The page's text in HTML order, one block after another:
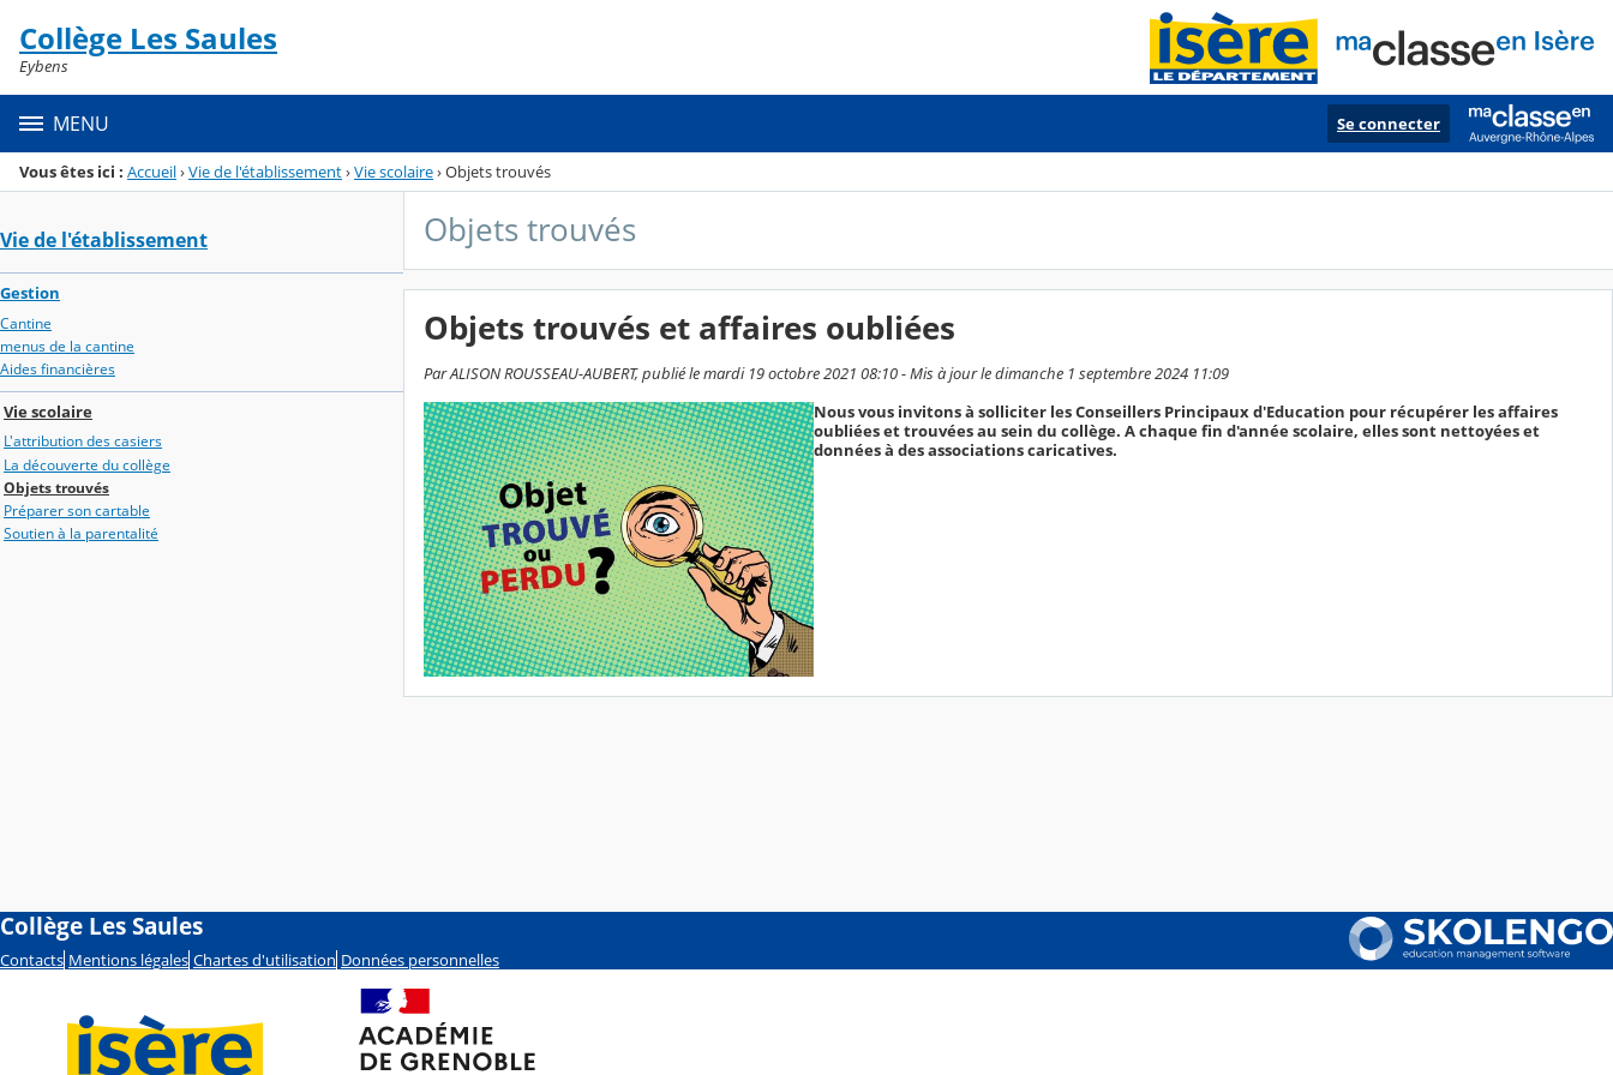
Menu de la rubrique
Contenu
Collège Les Saules
Eybens
MENU Se connecter
Vous êtes ici : Accueil›Vie de l'établissement›Vie scolaire›Objets trouvés
Vie de l'établissement
Gestion
Cantine
menus de la cantine
Aides financières
Vie scolaire
L'attribution des casiers
La découverte du collège
Objets trouvés
Préparer son cartable
Soutien à la parentalité
Objets trouvés
Objets trouvés et affaires oubliées
Par ALISON ROUSSEAU-AUBERT, publié le mardi 19 octobre 2021 08:10 - Mis à jour le dimanche 1 septembre 2024 11:09
Nous vous invitons à solliciter les Conseillers Principaux d'Education pour récupérer les affaires
oubliées et trouvées au sein du collège. A chaque fin d'année scolaire, elles sont nettoyées et
données à des associations caricatives.
Collège Les Saules
Contacts Mentions légales Chartes d'utilisation Données personnelles